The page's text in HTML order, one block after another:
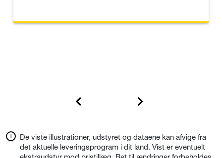
De viste illustrationer, udstyret og dataene kan afvige fra
det aktuelle leveringsprogram i dit land. Vist er eventuelt